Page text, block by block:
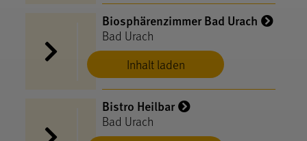
Inhalt laden
Biosphärenzimmer Bad Urach
Bad Urach
Bistro Heilbar
Bad Urach